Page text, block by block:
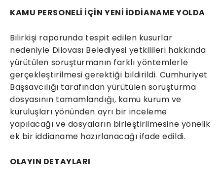
KAMU PERSONELİ İÇİN YENİ İDDİANAME YOLDA
Bilirkişi raporunda tespit edilen kusurlar
nedeniyle Dilovası Belediyesi yetkilileri hakkında
yürütülen soruşturmanın farklı yöntemlerle
gerçekleştirilmesi gerektiği bildirildi. Cumhuriyet
Başsavcılığı tarafından yürütülen soruşturma
dosyasının tamamlandığı, kamu kurum ve
kuruluşları yönünden ayrı bir inceleme
yapılacağı ve dosyaların birleştirilmesine yönelik
ek bir iddianame hazırlanacağı ifade edildi.
OLAYIN DETAYLARI